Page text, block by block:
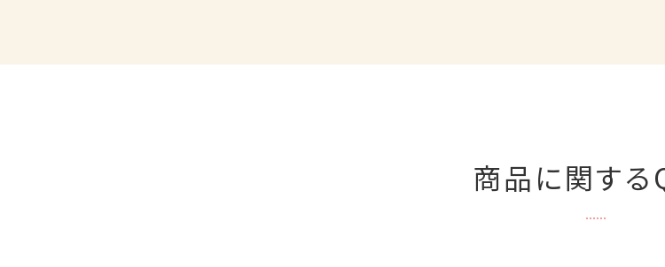
商品に関する